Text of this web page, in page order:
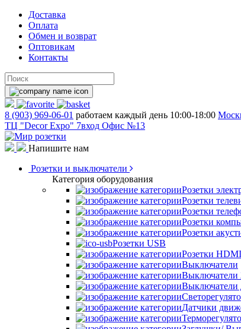
Доставка
Оплата
Обмен и возврат
Оптовикам
Контакты
8 (903) 969-06-01 работаем каждый день 10:00-18:00
ТЦ "Decor Expo" 7вход Офис №13
Напишите нам
Розетки и выключатели
Категория оборудования
Розетки
Розетки
Розетки
Розетки
Розетки
Розетки USB
Розетки HDMI
Выключатели
Выключатели
Выключатели
Датчики